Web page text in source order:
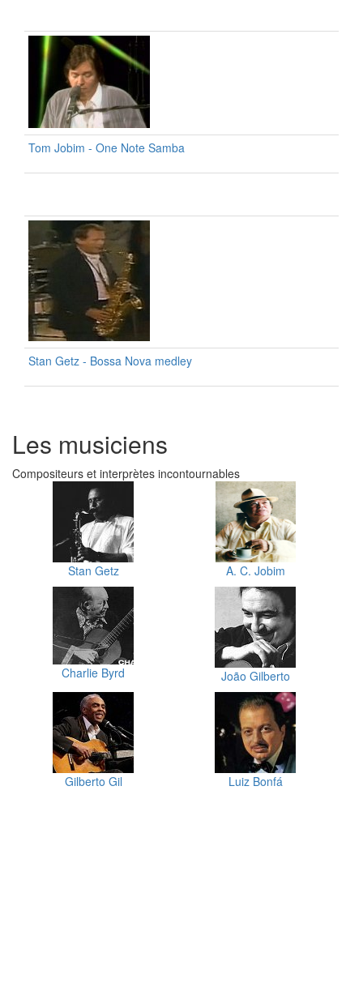
Tom Jobim - One Note Samba
Stan Getz - Bossa Nova medley
Les musiciens
Compositeurs et interprètes incontournables
Stan Getz A. C. Jobim
Charlie Byrd João Gilberto
Gilberto Gil Luiz Bonfá